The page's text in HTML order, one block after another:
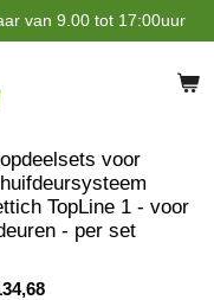
van 9.00 tot 17:00uur
voor
TopLine 1 - voor
- per set